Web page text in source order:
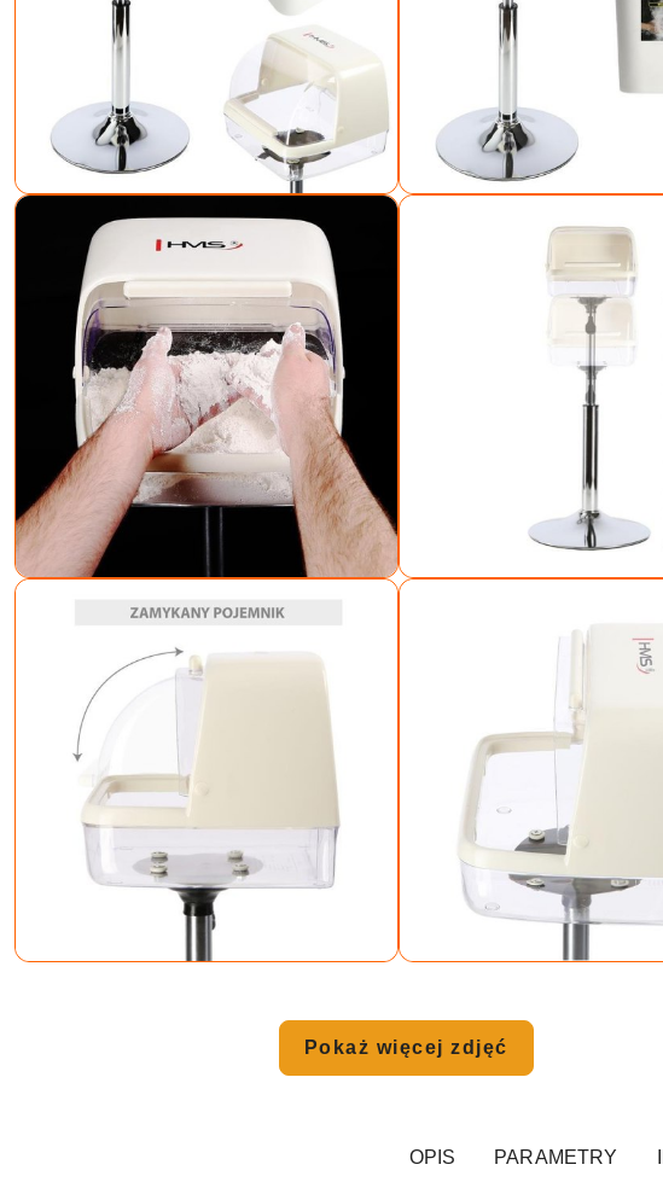
Pokaż więcej zdjęć
OPIS PARAMETRY